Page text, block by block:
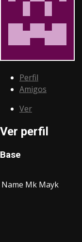
Perfil
Amigos
Ver
Ver perfil
Base
Name Mk Mayk